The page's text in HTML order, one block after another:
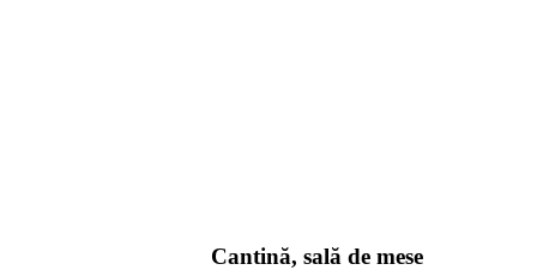
Cantină, sală de mese